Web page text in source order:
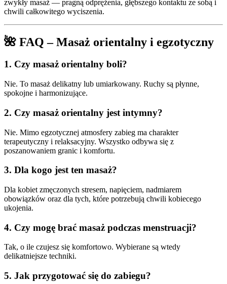
zwykły masaż — pragną odprężenia, głębszego kontaktu ze sobą i
chwili całkowitego wyciszenia.
🌺 FAQ – Masaż orientalny i egzotyczny
1. Czy masaż orientalny boli?
Nie. To masaż delikatny lub umiarkowany. Ruchy są płynne,
spokojne i harmonizujące.
2. Czy masaż orientalny jest intymny?
Nie. Mimo egzotycznej atmosfery zabieg ma charakter
terapeutyczny i relaksacyjny. Wszystko odbywa się z
poszanowaniem granic i komfortu.
3. Dla kogo jest ten masaż?
Dla kobiet zmęczonych stresem, napięciem, nadmiarem
obowiązków oraz dla tych, które potrzebują chwili kobiecego
ukojenia.
4. Czy mogę brać masaż podczas menstruacji?
Tak, o ile czujesz się komfortowo. Wybierane są wtedy
delikatniejsze techniki.
5. Jak przygotować się do zabiegu?